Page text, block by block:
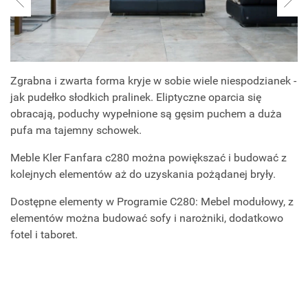
Zgrabna i zwarta forma kryje w sobie wiele niespodzianek -
jak pudełko słodkich pralinek. Eliptyczne oparcia się
obracają, poduchy wypełnione są gęsim puchem a duża
pufa ma tajemny schowek.
Meble Kler Fanfara c280 można powiększać i budować z
kolejnych elementów aż do uzyskania pożądanej bryły.
Dostępne elementy w Programie C280: Mebel modułowy, z
elementów można budować sofy i narożniki, dodatkowo
fotel i taboret.